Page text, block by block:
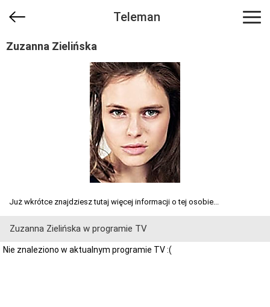
Teleman
Zuzanna Zielińska
Już wkrótce znajdziesz tutaj więcej informacji o tej osobie...
Zuzanna Zielińska w programie TV
Nie znaleziono w aktualnym programie TV :(